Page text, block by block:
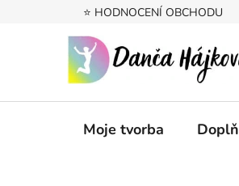
⭐️ HODNOCENÍ OBCHODU
Moje tvorba